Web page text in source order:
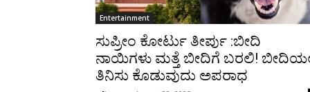
Entertainment
ಸುಪ್ರೀಂ ಕೋರ್ಟು ತೀರ್ಪು :ಬೀದಿ
ನಾಯಿಗಳು ಮತ್ತೆ ಬೀದಿಗೆ ಬರಲಿ!
ತಿನಿಸು ಕೊಡುವುದು ಅಪರಾಧ